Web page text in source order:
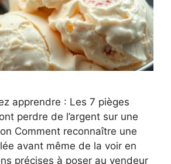
apprendre : Les 7 pièges
perdre de l’argent sur une
Comment reconnaître une
avant même de la voir en
précises à poser au vendeur